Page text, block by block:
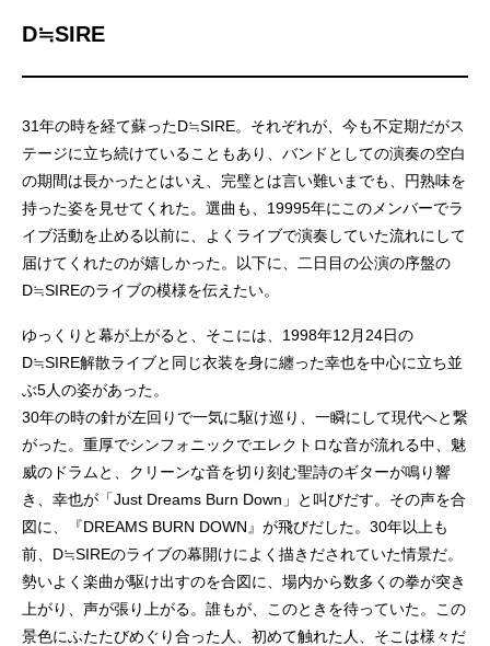
D≒SIRE
31年の時を経て蘇ったD≒SIRE。それぞれが、今も不定期だがス
テージに立ち続けていることもあり、バンドとしての演奏の空白
の期間は長かったとはいえ、完璧とは言い難いまでも、円熟味を
持った姿を見せてくれた。選曲も、19995年にこのメンバーでラ
イブ活動を止める以前に、よくライブで演奏していた流れにして
届けてくれたのが嬉しかった。以下に、二日目の公演の序盤の
D≒SIREのライブの模様を伝えたい。
ゆっくりと幕が上がると、そこには、1998年12月24日の
D≒SIRE解散ライブと同じ衣装を身に纏った幸也を中心に立ち並
ぶ5人の姿があった。
30年の時の針が左回りで一気に駆け巡り、一瞬にして現代へと繋
がった。重厚でシンフォニックでエレクトロな音が流れる中、魅
威のドラムと、クリーンな音を切り刻む聖詩のギターが鳴り響
き、幸也が「Just Dreams Burn Down」と叫びだす。その声を合
図に、『DREAMS BURN DOWN』が飛びだした。30年以上も
前、D≒SIREのライブの幕開けによく描きだされていた情景だ。
勢いよく楽曲が駆け出すのを合図に、場内から数多くの拳が突き
上がり、声が張り上がる。誰もが、このときを待っていた。この
景色にふたたびめぐり合った人、初めて触れた人、そこは様々だ